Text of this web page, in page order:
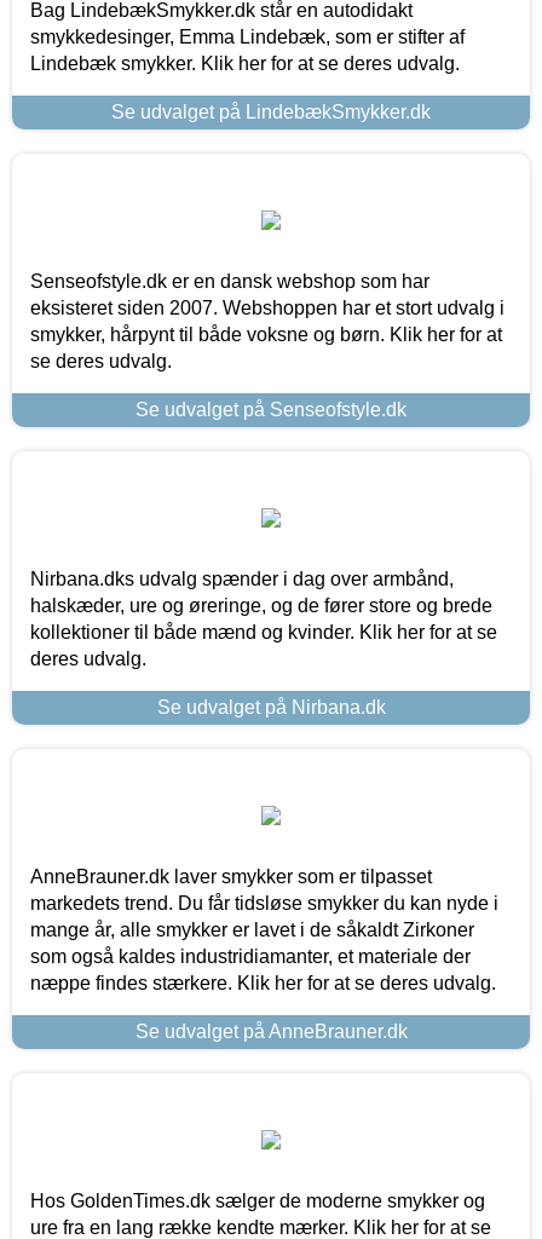
Bag LindebækSmykker.dk står en autodidakt
smykkedesinger, Emma Lindebæk, som er stifter af
Lindebæk smykker. Klik her for at se deres udvalg.
Se udvalget på LindebækSmykker.dk
Senseofstyle.dk er en dansk webshop som har
eksisteret siden 2007. Webshoppen har et stort udvalg i
smykker, hårpynt til både voksne og børn. Klik her for at
se deres udvalg.
Se udvalget på Senseofstyle.dk
Nirbana.dks udvalg spænder i dag over armbånd,
halskæder, ure og øreringe, og de fører store og brede
kollektioner til både mænd og kvinder. Klik her for at se
deres udvalg.
Se udvalget på Nirbana.dk
AnneBrauner.dk laver smykker som er tilpasset
markedets trend. Du får tidsløse smykker du kan nyde i
mange år, alle smykker er lavet i de såkaldt Zirkoner
som også kaldes industridiamanter, et materiale der
næppe findes stærkere. Klik her for at se deres udvalg.
Se udvalget på AnneBrauner.dk
Hos GoldenTimes.dk sælger de moderne smykker og
ure fra en lang række kendte mærker. Klik her for at se